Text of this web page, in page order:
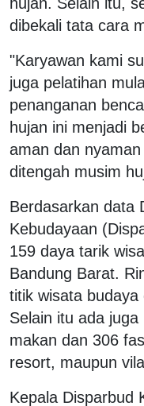
dibekali tata cara
"Karyawan kami
juga pelatihan
penanganan
hujan ini menjadi
aman dan
ditengah musim
Berdasarkan data
Kebudayaan
159 daya tarik
Bandung Barat.
titik wisata
Selain itu ada
makan dan 306
resort, maupun
Kepala Disparbud